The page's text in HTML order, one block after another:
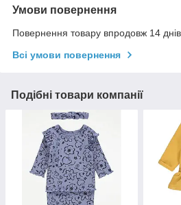
Умови повернення
Повернення товару впродовж 14
Всі умови повернення
Подібні товари компанії